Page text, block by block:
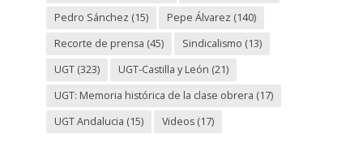
Pedro Sánchez (15) Pepe Álvarez (140)
Recorte de prensa (45) Sindicalismo (13)
UGT(323) UGT-Castilla y León (21)
UGT: Memoria histórica de la clase obrera (17)
UGT Andalucia (15) Videos(17)